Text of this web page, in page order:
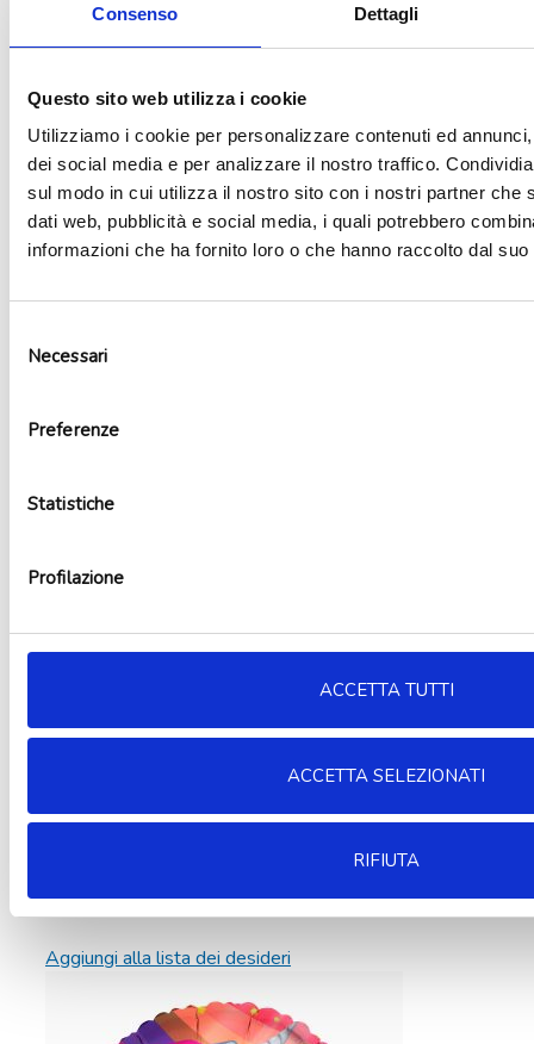
Consenso Dettagli
Questo sito web utilizza i cookie
Utilizziamo i cookie per personalizzare contenuti ed
dei social media e per analizzare il nostro traffico.
sul modo in cui utilizza il nostro sito con i nostri partner che
dati web, pubblicità e social media, i quali potrebbero
informazioni che ha fornito loro o che hanno raccolto dal
delNecessari
Preferenze
Statistiche
Profilazione
ACCETTA TUTTI
ACCETTA SELEZIONATI
RIFIUTA
Aggiungi alla lista dei desideri
4,00€
Aggiungi alla lista dei desideri